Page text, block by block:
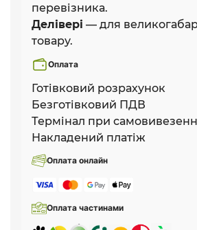
перевізника.
Делівері — для
товару.
Оплата
Готівковий розрахунок
Безготівковий ПДВ
Термінал при
Накладений платіж
Оплата онлайн
Оплата частинами